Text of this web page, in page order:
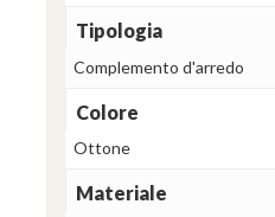
Tipologia
Complemento d'arredo
Colore
Ottone
Materiale